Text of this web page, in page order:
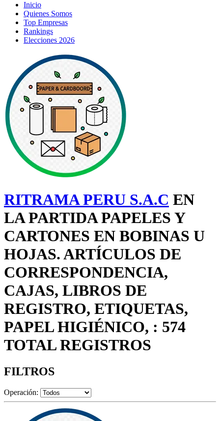
Inicio
Quienes Somos
Top Empresas
Rankings
Elecciones 2026
RITRAMA PERU S.A.C EN
LA PARTIDA PAPELES Y
CARTONES EN BOBINAS U
HOJAS. ARTÍCULOS DE
CORRESPONDENCIA,
CAJAS, LIBROS DE
REGISTRO, ETIQUETAS,
PAPEL HIGIÉNICO, : 574
TOTAL REGISTROS
FILTROS
Operación: